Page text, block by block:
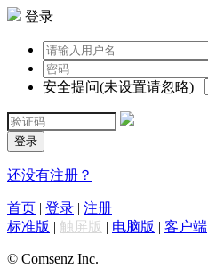
登录
安全提问(未设置请忽略)
登录
还没有注册？
首页 | 登录 | 注册
标准版 | 触屏版 | 电脑版 | 客户端
© Comsenz Inc.